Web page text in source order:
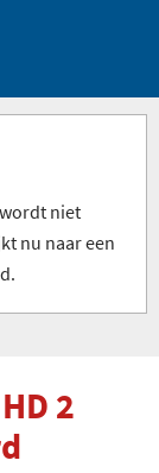
niet
nu naar een
2